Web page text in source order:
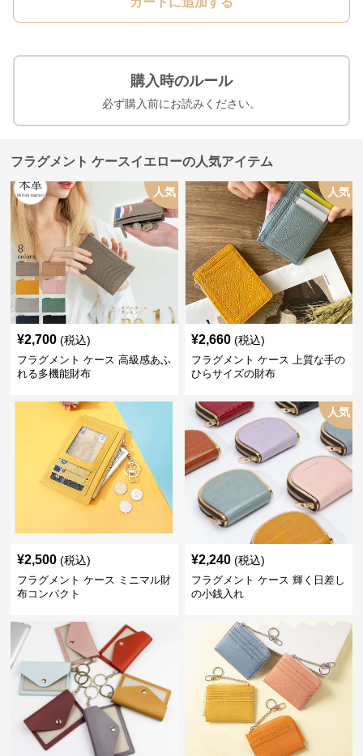
購入時のルール
必ず購入前にお読みください。
フラグメント ケースイエローの人気アイテム
人気
¥2,700 (税込)
フラグメント ケース 高級感あふ
れる多機能財布
人気
¥2,660 (税込)
フラグメント ケース 上質な手の
ひらサイズの財布
¥2,500 (税込)
フラグメント ケース ミニマル財
布コンパクト
人気
¥2,240 (税込)
フラグメント ケース 輝く日差し
の小銭入れ